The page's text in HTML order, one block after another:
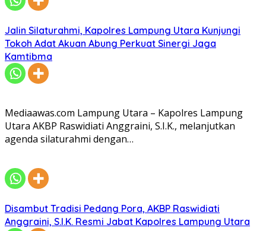
Jalin Silaturahmi, Kapolres Lampung Utara Kunjungi
Tokoh Adat Akuan Abung Perkuat Sinergi Jaga
Kamtibma
Mediaawas.com Lampung Utara – Kapolres Lampung
Utara AKBP Raswidiati Anggraini, S.I.K., melanjutkan
agenda silaturahmi dengan…
Disambut Tradisi Pedang Pora, AKBP Raswidiati
Anggraini, S.I.K. Resmi Jabat Kapolres Lampung Utara